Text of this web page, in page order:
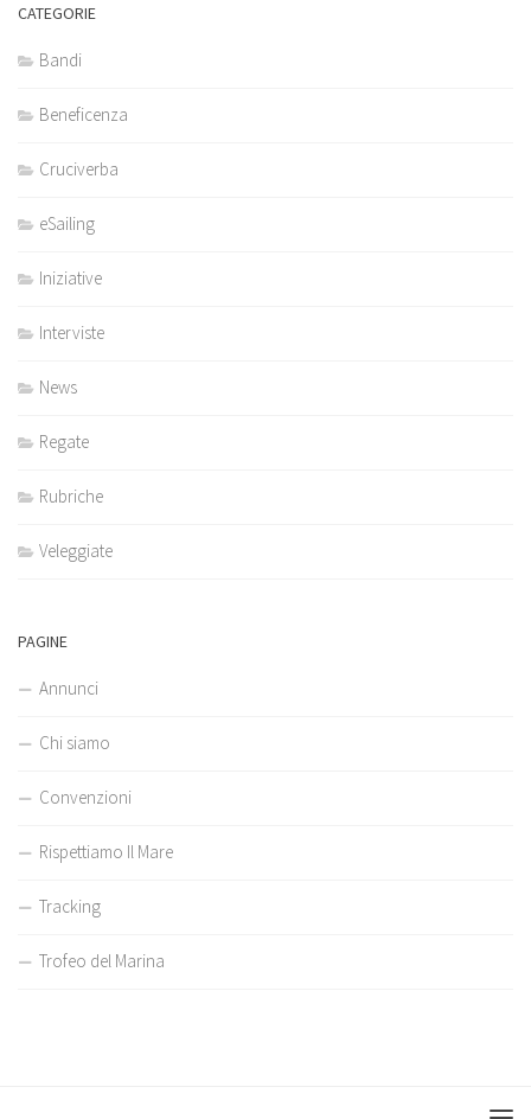
CATEGORIE
Bandi
Beneficenza
Cruciverba
eSailing
Iniziative
Interviste
News
Regate
Rubriche
Veleggiate
PAGINE
Annunci
Chi siamo
Convenzioni
Rispettiamo Il Mare
Tracking
Trofeo del Marina